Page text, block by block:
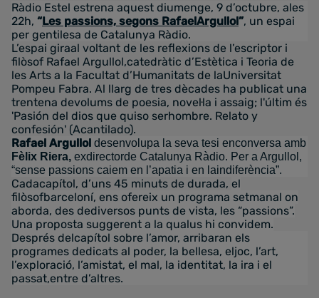
Ràdio Estel estrena aquest diumenge, 9 d’octubre, ales
22h, “Les passions, segons RafaelArgullol”, un espai
per gentilesa de Catalunya Ràdio.
L’espai giraal voltant de les reflexions de l’escriptor i
filòsof Rafael Argullol,catedràtic d’Estètica i Teoria de
les Arts a la Facultat d’Humanitats de laUniversitat
Pompeu Fabra. Al llarg de tres dècades ha publicat una
trentena devolums de poesia, novel·la i assaig; l'últim és
'Pasión del dios que quiso serhombre. Relato y
confesión' (Acantilado).
Rafael Argullol desenvolupa la seva tesi enconversa amb
Fèlix Riera, exdirectorde Catalunya Ràdio. Per a Argullol,
“sense passions caiem en l’apatia i en laindiferència”.
Cadacapítol, d’uns 45 minuts de durada, el
filòsofbarceloní, ens ofereix un programa setmanal on
aborda, des dediversos punts de vista, les “passions”.
Una proposta suggerent a la qualus hi convidem.
Després delcapítol sobre l’amor, arribaran els
programes dedicats al poder, la bellesa, eljoc, l’art,
l’exploració, l’amistat, el mal, la identitat, la ira i el
passat,entre d’altres.